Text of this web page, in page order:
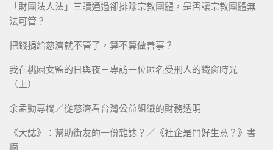
「財團法人法」三讀通過卻排除宗教團體，是否讓宗教團體無
法可管？
把錢捐給慈濟就不管了，算不算做善事？
我在桃園女監的日與夜－專訪一位匿名受刑人的鐵窗時光
（上）
余孟勳專欄／從慈濟看台灣公益組織的財務透明
《大誌》：幫助街友的一份雜誌？／《社企是門好生意？》書
摘